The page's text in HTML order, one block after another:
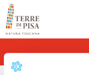
Skip to content